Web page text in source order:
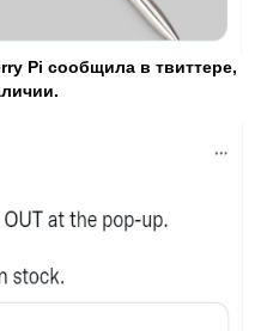
Pi сообщила в твиттере,